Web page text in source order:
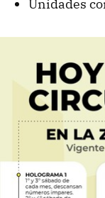
Unidades